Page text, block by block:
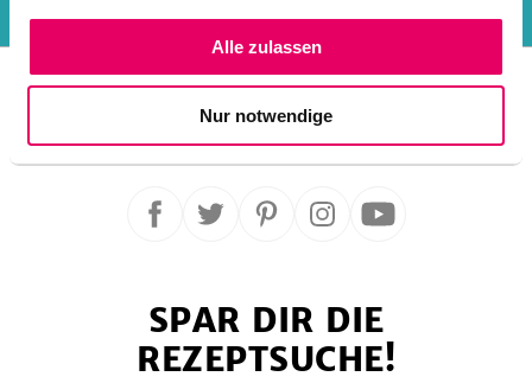
Alle zulassen
Nur notwendige
FOLGE UNS
Folge
Facebook
Folge
Twitter
Folge
Pinterest
Folge
Instagram
Folge
YouTube
SPAR DIR DIE
REZEPTSUCHE!